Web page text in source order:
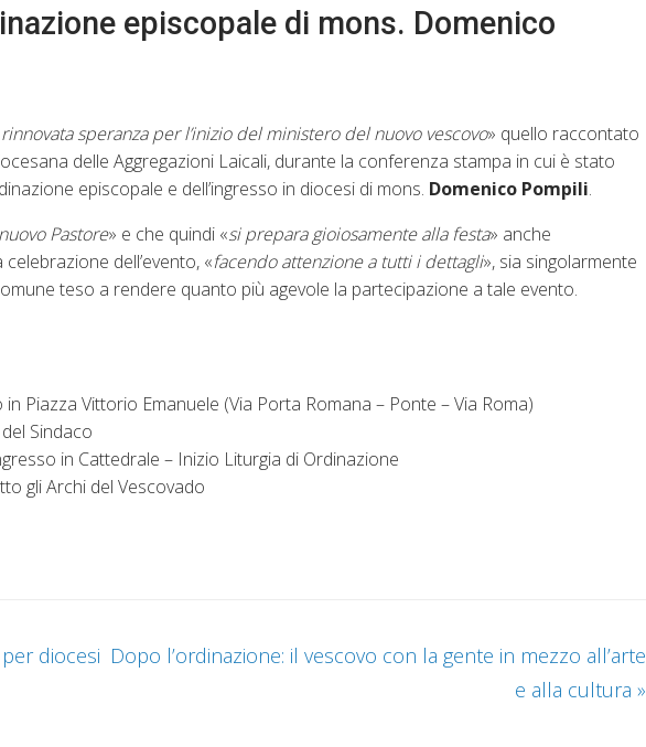
episcopale di mons. Domenico
speranza per l’inizio del ministero del nuovo vescovo» quello raccontato
delle Aggregazioni Laicali, durante la conferenza stampa in cui è stato
episcopale e dell’ingresso in diocesi di mons. Domenico Pompili.
Pastore» e che quindi «si prepara gioiosamente alla festa» anche
dell’evento, «facendo attenzione a tutti i dettagli», sia singolarmente
teso a rendere quanto più agevole la partecipazione a tale evento.
Piazza Vittorio Emanuele (Via Porta Romana – Ponte – Via Roma)
Sindaco
in Cattedrale – Inizio Liturgia di Ordinazione
gli Archi del Vescovado
diocesi Dopo l’ordinazione: il vescovo con la gente in mezzo all’arte
e alla cultura »